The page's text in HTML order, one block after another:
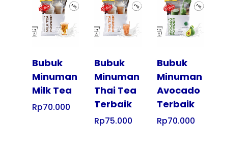
Tampilkan
Bubuk
Minuman
Milk Tea
Rp70.000
Tampilkan
Bubuk
Minuman
Thai Tea
Terbaik
Rp75.000
Tampilkan
Bubuk
Minuman
Avocado
Terbaik
Rp70.000